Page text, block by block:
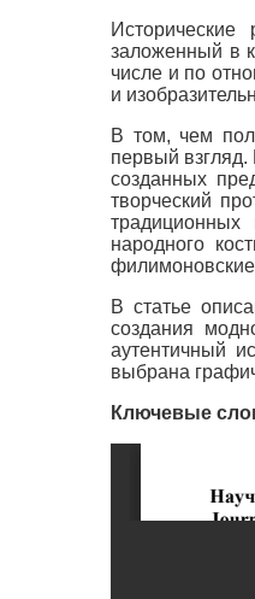
заложенный в
числе и по
и
В том, чем
первый взгляд.
созданных
творческий
традиционных
народного
В статье
создания
аутентичный
выбрана
Ключевые